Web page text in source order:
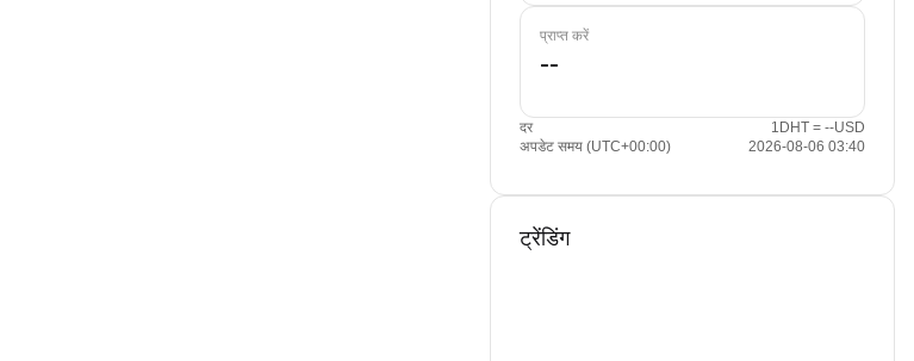
प्राप्त करें
दर
1DHT = --USD
अपडेट समय (UTC+00:00)
2026-08-06 03:40
ट्रेंडिंग